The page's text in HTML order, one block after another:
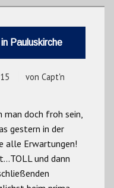
Pauluskirche
von Capt'n
man doch froh sein,
gestern in der
alle Erwartungen!
und dann